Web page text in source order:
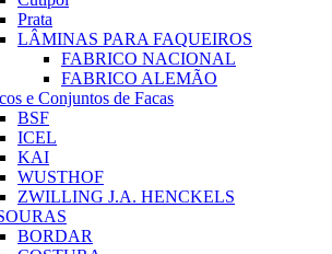
Prata
LÂMINAS PARA FAQUEIROS
FABRICO NACIONAL
FABRICO ALEMÃO
e Conjuntos de Facas
BSF
ICEL
KAI
WUSTHOF
ZWILLING J.A. HENCKELS
BORDAR